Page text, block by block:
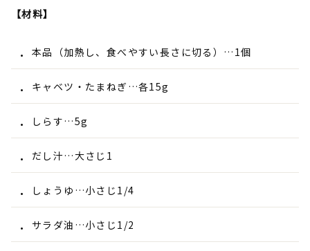
【材料】
本品（加熱し、食べやすい長さに切る）…1個
キャベツ・たまねぎ…各15g
しらす…5g
だし汁…大さじ1
しょうゆ…小さじ1/4
サラダ油…小さじ1/2